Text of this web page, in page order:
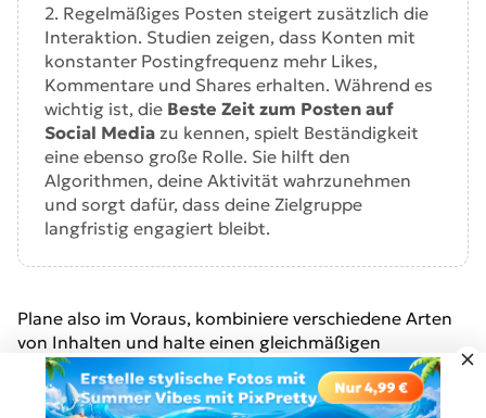
2. Regelmäßiges Posten steigert zusätzlich die
Interaktion. Studien zeigen, dass Konten mit
konstanter Postingfrequenz mehr Likes,
Kommentare und Shares erhalten. Während es
wichtig ist, die Beste Zeit zum Posten auf
Social Media zu kennen, spielt Beständigkeit
eine ebenso große Rolle. Sie hilft den
Algorithmen, deine Aktivität wahrzunehmen
und sorgt dafür, dass deine Zielgruppe
langfristig engagiert bleibt.
Plane also im Voraus, kombiniere verschiedene Arten
von Inhalten und halte einen gleichmäßigen
Postingrhythmus ein, um die besten Ergebnisse zu
erzielen.
Gratis testen